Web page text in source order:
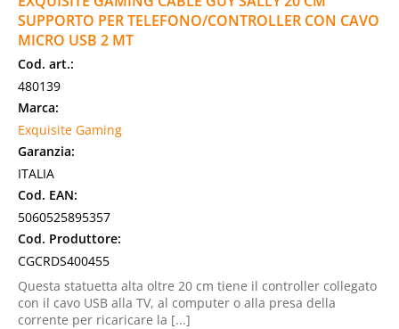
SUPPORTO PER TELEFONO/CONTROLLER CON CAVO
MICRO USB 2 MT
Cod. art.:
480139
Marca:
Exquisite Gaming
Garanzia:
ITALIA
Cod. EAN:
5060525895357
Cod. Produttore:
CGCRDS400455
Questa statuetta alta oltre 20 cm tiene il controller collegato
con il cavo USB alla TV, al computer o alla presa della
corrente per ricaricare la [...]